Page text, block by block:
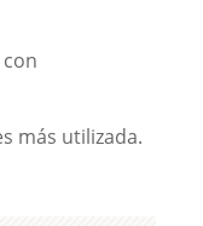
más utilizada.